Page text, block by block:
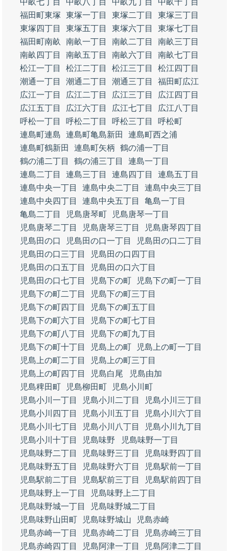
中畝七丁目 中畝八丁目 中畝九丁目
中畝十丁目
福田町東塚
東塚一丁目 東塚二丁目
東塚三丁目
東塚四丁目
東塚五丁目 東塚六丁目
東塚七丁目
福田町南畝
南畝一丁目 南畝二丁目
南畝三丁目
南畝四丁目
南畝五丁目 南畝六丁目
南畝七丁目
松江一丁目
松江二丁目 松江三丁目
松江四丁目
潮通一丁目
潮通二丁目 潮通三丁目
福田町広江
広江一丁目
広江二丁目 広江三丁目
広江四丁目
広江五丁目
広江六丁目 広江七丁目
広江八丁目
呼松一丁目
呼松二丁目 呼松三丁目
呼松町
連島町連島
連島町亀島新田
連島町西之浦
連島町鶴新田
連島町矢柄
鶴の浦一丁目
鶴の浦二丁目
鶴の浦三丁目
連島一丁目
連島二丁目
連島三丁目 連島四丁目
連島五丁目
連島中央一丁目
連島中央二丁目
連島中央三丁目
連島中央四丁目
連島中央五丁目
亀島一丁目
亀島二丁目
児島唐琴町
児島唐琴一丁目
児島唐琴二丁目
児島唐琴三丁目
児島唐琴四丁目
児島田の口
児島田の口一丁目
児島田の口二丁目
児島田の口三丁目
児島田の口四丁目
児島田の口五丁目
児島田の口六丁目
児島田の口七丁目
児島下の町
児島下の町一丁目
児島下の町二丁目
児島下の町三丁目
児島下の町四丁目
児島下の町五丁目
児島下の町六丁目
児島下の町七丁目
児島下の町八丁目
児島下の町九丁目
児島下の町十丁目
児島上の町
児島上の町一丁目
児島上の町二丁目
児島上の町三丁目
児島上の町四丁目
児島白尾
児島由加
児島稗田町
児島柳田町
児島小川町
児島小川一丁目
児島小川二丁目
児島小川三丁目
児島小川四丁目
児島小川五丁目
児島小川六丁目
児島小川七丁目
児島小川八丁目
児島小川九丁目
児島小川十丁目
児島味野
児島味野一丁目
児島味野二丁目
児島味野三丁目
児島味野四丁目
児島味野五丁目
児島味野六丁目
児島駅前一丁目
児島駅前二丁目
児島駅前三丁目
児島駅前四丁目
児島味野上一丁目
児島味野上二丁目
児島味野城一丁目
児島味野城二丁目
児島味野山田町
児島味野城山
児島赤崎
児島赤崎一丁目
児島赤崎二丁目
児島赤崎三丁目
児島赤崎四丁目
児島阿津一丁目
児島阿津二丁目